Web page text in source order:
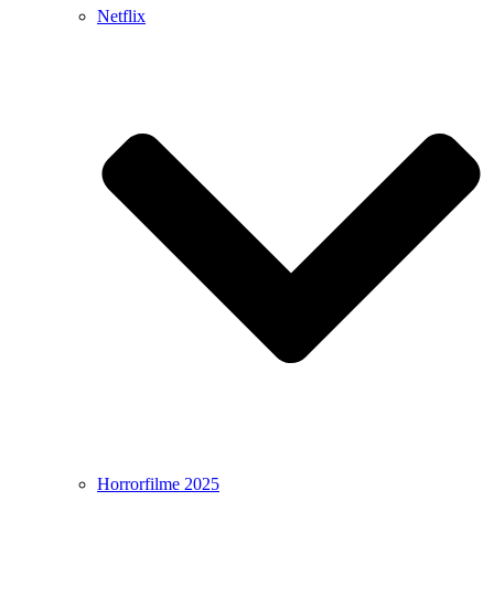
Netflix
Horrorfilme 2025